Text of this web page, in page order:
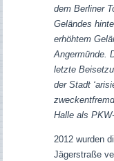
dem Berliner
Geländes
erhöhtem
Angermünde.
letzte
der Stadt
Halle als
2012 wurden
Jägerstraße